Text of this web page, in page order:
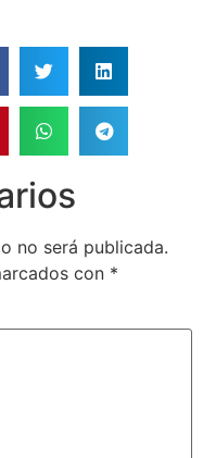
no será publicada.
con *